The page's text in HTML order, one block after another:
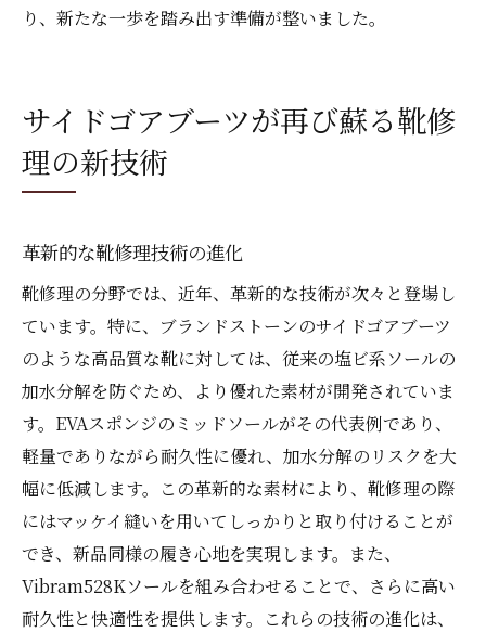
り、新たな一歩を踏み出す準備が整いました。
サイドゴアブーツが再び蘇る靴修
理の新技術
革新的な靴修理技術の進化
靴修理の分野では、近年、革新的な技術が次々と登場し
ています。特に、ブランドストーンのサイドゴアブーツ
のような高品質な靴に対しては、従来の塩ビ系ソールの
加水分解を防ぐため、より優れた素材が開発されていま
す。EVAスポンジのミッドソールがその代表例であり、
軽量でありながら耐久性に優れ、加水分解のリスクを大
幅に低減します。この革新的な素材により、靴修理の際
にはマッケイ縫いを用いてしっかりと取り付けることが
でき、新品同様の履き心地を実現します。また、
Vibram528Kソールを組み合わせることで、さらに高い
耐久性と快適性を提供します。これらの技術の進化は、